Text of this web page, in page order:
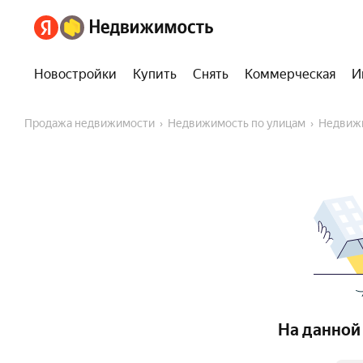
Новостройки Купить Снять Коммерческая
Продажа недвижимости Недвижимость по улицам
На